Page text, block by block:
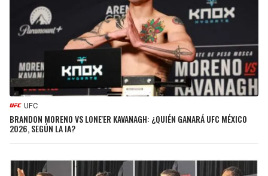
UFC
BRANDON MORENO VS LONE'ER KAVANAGH: ¿QUIÉN GANARÁ UFC MÉXICO
2026, SEGÚN LA IA?